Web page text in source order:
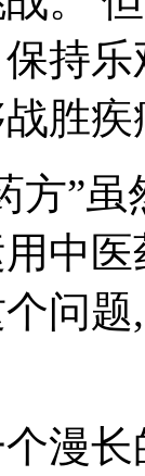
持
胜
方”
中
问
漫